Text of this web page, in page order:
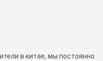
в китае, мы постоянно